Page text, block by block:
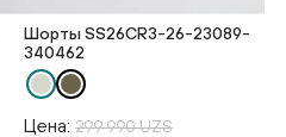
Шорты SS26CR3-26-23089-
340462
Цена: 299 990 UZS